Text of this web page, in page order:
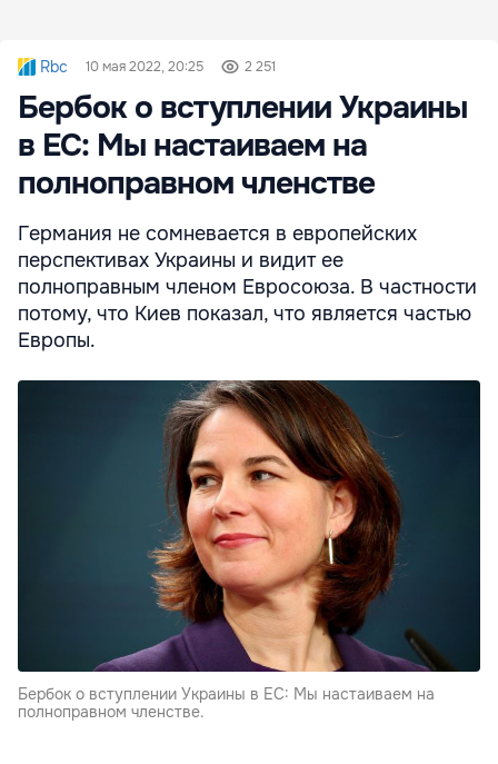
Rbc 10 мая 2022, 20:25 2 251
Бербок о вступлении Украины
в ЕС: Мы настаиваем на
полноправном членстве
Германия не сомневается в европейских
перспективах Украины и видит ее
полноправным членом Евросоюза. В частности
потому, что Киев показал, что является частью
Европы.
Бербок о вступлении Украины в ЕС: Мы настаиваем на
полноправном членстве.